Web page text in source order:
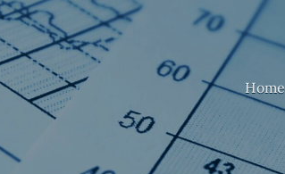
Home